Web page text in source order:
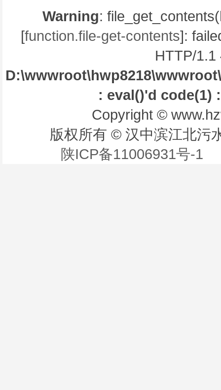
Warning:
[function.file-get-contents]:
HTTP/1.1
: eval()'d code(1)
Copyright ©
版权所有 © 汉中滨江北污
陕ICP备11006931号-1